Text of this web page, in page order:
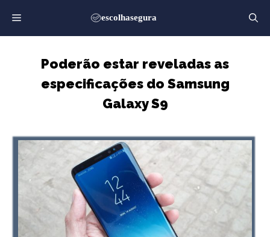
para
o
Poderão estar reveladas as
especificações do Samsung
Galaxy S9